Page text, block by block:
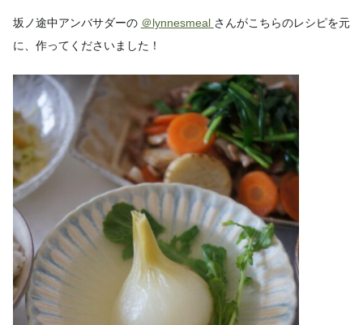
坂ノ途中アンバサダーの ＠lynnesmeal さんがこちらのレシピを元
に、作ってくださいました！